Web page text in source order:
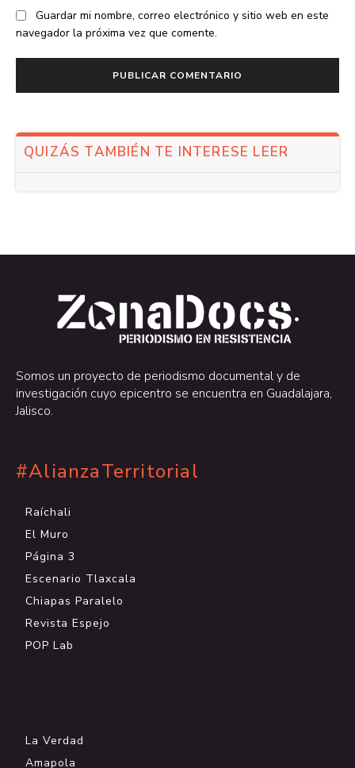
Guardar mi nombre, correo electrónico y sitio web en este
navegador la próxima vez que comente.
QUIZÁS TAMBIÉN TE INTERESE LEER
.
.
Somos un proyecto de periodismo documental y de
investigación cuyo epicentro se encuentra en Guadalajara,
Jalisco.
#AlianzaTerritorial
Raíchali
El Muro
Página 3
Escenario Tlaxcala
Chiapas Paralelo
Revista Espejo
POP Lab
La Verdad
Amapola